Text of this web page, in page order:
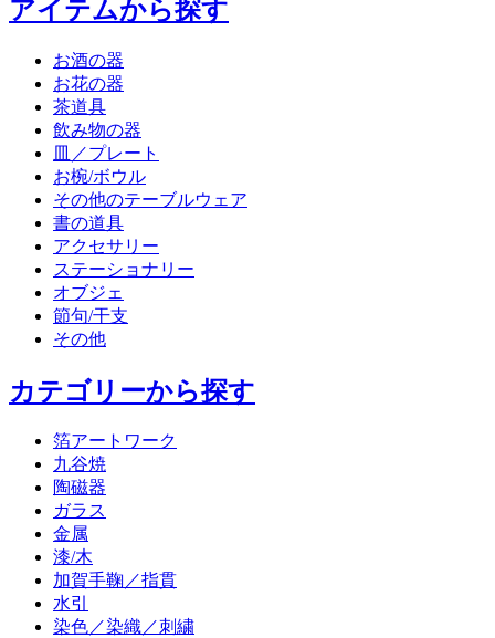
アイテムから探す
お酒の器
お花の器
茶道具
飲み物の器
皿／プレート
お椀/ボウル
その他のテーブルウェア
書の道具
アクセサリー
ステーショナリー
オブジェ
節句/干支
その他
カテゴリーから探す
箔アートワーク
九谷焼
陶磁器
ガラス
金属
漆/木
加賀手鞠／指貫
水引
染色／染織／刺繍